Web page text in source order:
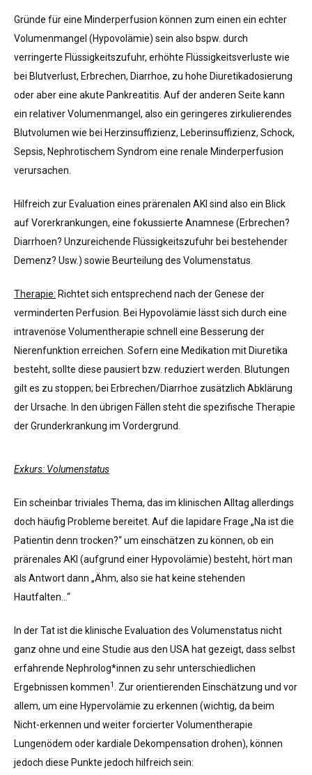
Gründe für eine Minderperfusion können zum einen ein echter
Volumenmangel (Hypovolämie) sein also bspw. durch
verringerte Flüssigkeitszufuhr, erhöhte Flüssigkeitsverluste wie
bei Blutverlust, Erbrechen, Diarrhoe, zu hohe Diuretikadosierung
oder aber eine akute Pankreatitis. Auf der anderen Seite kann
ein relativer Volumenmangel, also ein geringeres zirkulierendes
Blutvolumen wie bei Herzinsuffizienz, Leberinsuffizienz, Schock,
Sepsis, Nephrotischem Syndrom eine renale Minderperfusion
verursachen.
Hilfreich zur Evaluation eines prärenalen AKI sind also ein Blick
auf Vorerkrankungen, eine fokussierte Anamnese (Erbrechen?
Diarrhoen? Unzureichende Flüssigkeitszufuhr bei bestehender
Demenz? Usw.) sowie Beurteilung des Volumenstatus.
Therapie: Richtet sich entsprechend nach der Genese der
verminderten Perfusion. Bei Hypovolämie lässt sich durch eine
intravenöse Volumentherapie schnell eine Besserung der
Nierenfunktion erreichen. Sofern eine Medikation mit Diuretika
besteht, sollte diese pausiert bzw. reduziert werden. Blutungen
gilt es zu stoppen; bei Erbrechen/Diarrhoe zusätzlich Abklärung
der Ursache. In den übrigen Fällen steht die spezifische Therapie
der Grunderkrankung im Vordergrund.
Exkurs: Volumenstatus
Ein scheinbar triviales Thema, das im klinischen Alltag allerdings
doch häufig Probleme bereitet. Auf die lapidare Frage „Na ist die
Patientin denn trocken?“ um einschätzen zu können, ob ein
prärenales AKI (aufgrund einer Hypovolämie) besteht, hört man
als Antwort dann „Ähm, also sie hat keine stehenden
Hautfalten…“
In der Tat ist die klinische Evaluation des Volumenstatus nicht
ganz ohne und eine Studie aus den USA hat gezeigt, dass selbst
erfahrende Nephrolog*innen zu sehr unterschiedlichen
Ergebnissen kommen1. Zur orientierenden Einschätzung und vor
allem, um eine Hypervolämie zu erkennen (wichtig, da beim
Nicht-erkennen und weiter forcierter Volumentherapie
Lungenödem oder kardiale Dekompensation drohen), können
jedoch diese Punkte jedoch hilfreich sein: